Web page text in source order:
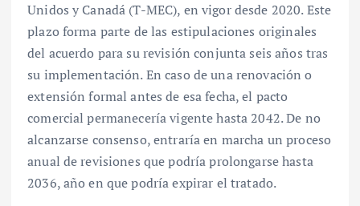
Unidos y Canadá (T-MEC), en vigor desde 2020. Este
plazo forma parte de las estipulaciones originales
del acuerdo para su revisión conjunta seis años tras
su implementación. En caso de una renovación o
extensión formal antes de esa fecha, el pacto
comercial permanecería vigente hasta 2042. De no
alcanzarse consenso, entraría en marcha un proceso
anual de revisiones que podría prolongarse hasta
2036, año en que podría expirar el tratado.